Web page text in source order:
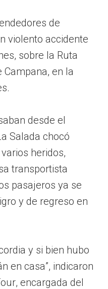
de
violento accidente
sobre la Ruta
en la
desde el
Salada chocó
heridos,
transportista
pasajeros ya se
y de regreso en
y si bien hubo
en casa”, indicaron
encargada del